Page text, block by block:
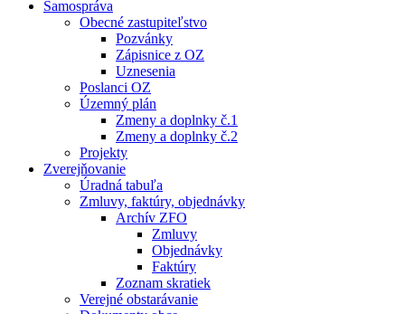
Samospráva
Obecné zastupiteľstvo
Pozvánky
Zápisnice z OZ
Uznesenia
Poslanci OZ
Územný plán
Zmeny a doplnky č.1
Zmeny a doplnky č.2
Projekty
Zverejňovanie
Úradná tabuľa
Zmluvy, faktúry, objednávky
Archív ZFO
Zmluvy
Objednávky
Faktúry
Zoznam skratiek
Verejné obstarávanie